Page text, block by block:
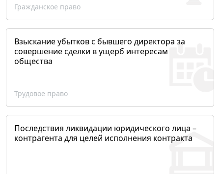
Гражданское право
Взыскание убытков с бывшего директора за
совершение сделки в ущерб интересам
общества
Трудовое право
Последствия ликвидации юридического лица –
контрагента для целей исполнения контракта